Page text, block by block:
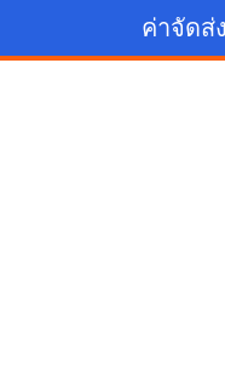
ค่าจัดส่